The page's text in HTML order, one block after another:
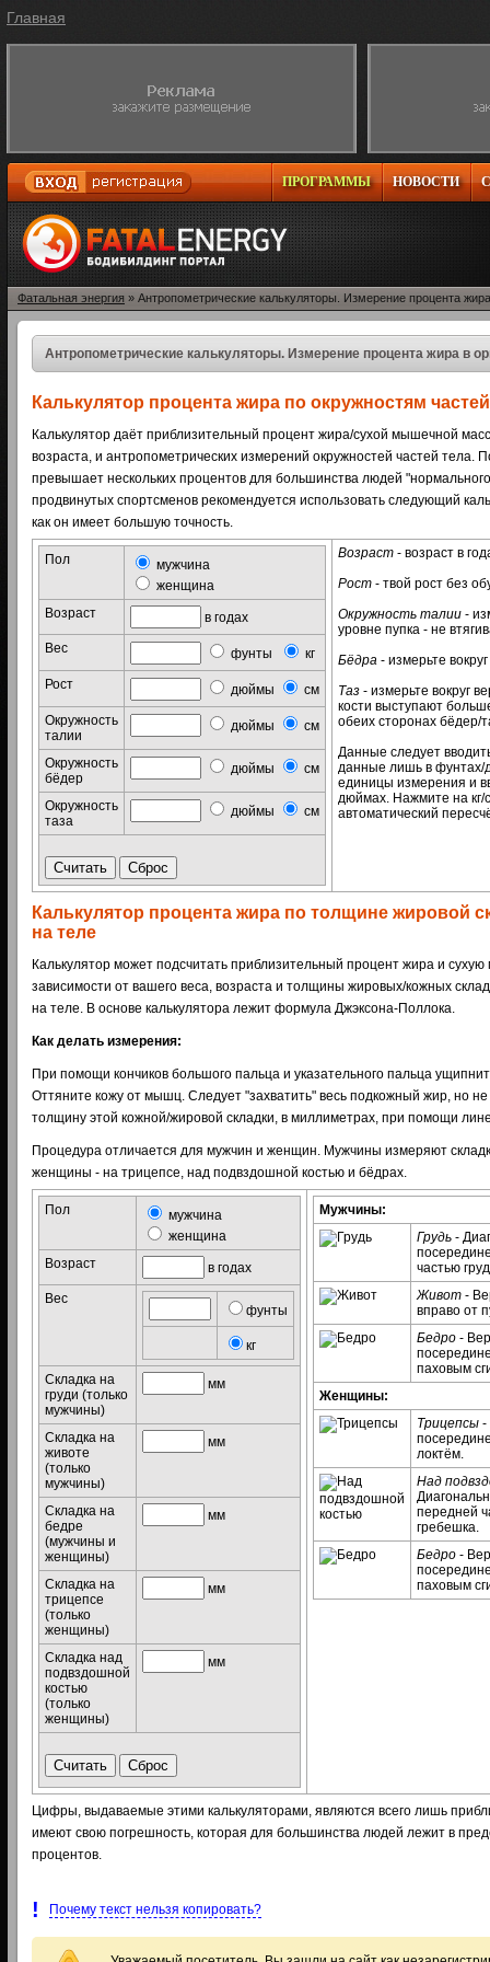
Главная
НОВОСТИ
ПРОГРАММЫ
Фатальная энергия » Антропометрические калькуляторы. Измерение процента
Антропометрические калькуляторы. Измерение процента жира в
Калькулятор процента жира по окружностям
Калькулятор даёт приблизительный процент жира/сухой мышечной
возраста, и антропометрических измерений окружностей частей тела.
превышает нескольких процентов для большинства людей
продвинутых спортсменов рекомендуется использовать следующий
как он имеет большую точность.
Пол
мужчина
женщина
Возраст
в годах
Вес
фунты
кг
Рост
дюймы
см
Окружность
талии
дюймы см
Окружность
бёдер
дюймы см
Окружность
таза
дюймы см
Возраст - возраст в
Рост - твой рост без
Окружность талии -
уровне пупка - не
Бёдра - измерьте
Таз - измерьте вокруг
кости выступают
обеих сторонах бёдер/
Данные следует
данные лишь в фунтах/
единицы измерения и
дюймах. Нажмите на кг/
автоматический
Калькулятор процента жира по толщине жировой
на теле
Калькулятор может подсчитать приблизительный процент жира и
зависимости от вашего веса, возраста и толщины жировых/кожных
на теле. В основе калькулятора лежит формула Джэксона-Поллока.
Как делать измерения:
При помощи кончиков большого пальца и указательного пальца
Оттяните кожу от мышц. Следует "захватить" весь подкожный жир, но
толщину этой кожной/жировой складки, в миллиметрах, при помощи
Процедура отличается для мужчин и женщин. Мужчины измеряют
женщины - на трицепсе, над подвздошной костью и бёдрах.
Пол
мужчина
женщина
Возраст
в годах
Вес
фунты
кг
Складка на
груди (только
мужчины)
мм
Складка на
животе
(только
мужчины)
мм
Складка на
бедре
(мужчины и
женщины)
мм
Складка на
трицепсе
(только
женщины)
мм
Складка над
подвздошной
костью
(только
женщины)
мм
Мужчины:
Грудь -
частью
Живот -
вправо от
Бедро -
паховым
Женщины:
Трицепсы -
локтём.
Над
передней
гребешка.
Бедро -
паховым
Цифры, выдаваемые этими калькуляторами, являются всего лишь
имеют свою погрешность, которая для большинства людей лежит в
процентов.
! Почему текст нельзя копировать?